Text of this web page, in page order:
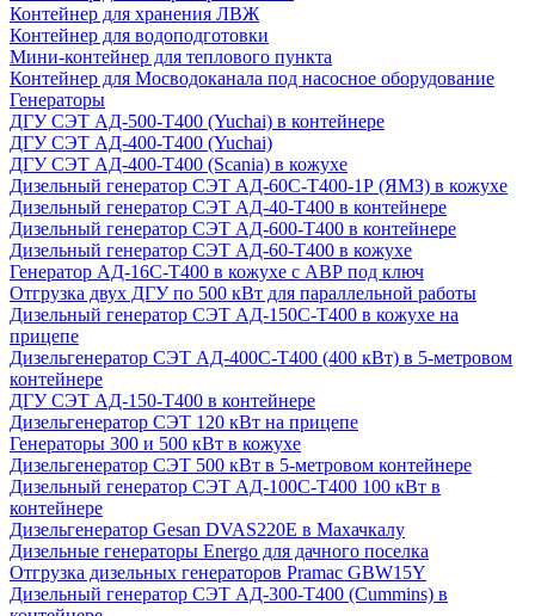
Контейнер для хранения ЛВЖ
Контейнер для водоподготовки
Мини-контейнер для теплового пункта
Контейнер для Мосводоканала под насосное оборудование
Генераторы
ДГУ СЭТ АД-500-Т400 (Yuchai) в контейнере
ДГУ СЭТ АД-400-Т400 (Yuchai)
ДГУ СЭТ АД-400-Т400 (Scania) в кожухе
Дизельный генератор СЭТ АД-60С-Т400-1Р (ЯМЗ) в кожухе
Дизельный генератор СЭТ АД-40-Т400 в контейнере
Дизельный генератор СЭТ АД-600-Т400 в контейнере
Дизельный генератор СЭТ АД-60-Т400 в кожухе
Генератор АД-16С-Т400 в кожухе с АВР под ключ
Отгрузка двух ДГУ по 500 кВт для параллельной работы
Дизельный генератор СЭТ АД-150С-Т400 в кожухе на
прицепе
Дизельгенератор СЭТ АД-400С-Т400 (400 кВт) в 5-метровом
контейнере
ДГУ СЭТ АД-150-Т400 в контейнере
Дизельгенератор СЭТ 120 кВт на прицепе
Генераторы 300 и 500 кВт в кожухе
Дизельгенератор СЭТ 500 кВт в 5-метровом контейнере
Дизельный генератор СЭТ АД-100С-Т400 100 кВт в
контейнере
Дизельгенератор Gesan DVAS220E в Махачкалу
Дизельные генераторы Energo для дачного поселка
Отгрузка дизельных генераторов Pramac GВW15Y
Дизельный генератор СЭТ АД-300-Т400 (Cummins) в